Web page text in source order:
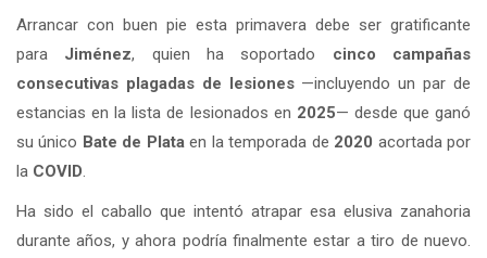
Arrancar con buen pie esta primavera debe ser gratificante
para Jiménez, quien ha soportado cinco campañas
consecutivas plagadas de lesiones—incluyendo un par de
estancias en la lista de lesionados en 2025— desde que ganó
su único Bate de Plataen la temporada de 2020 acortada por
la COVID.
Ha sido el caballo que intentó atrapar esa elusiva zanahoria
durante años, y ahora podría finalmente estar a tiro de nuevo.